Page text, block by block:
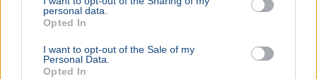
personal data.
Opted In
I want to opt-out of the Sale of my
Personal Data.
Opted In